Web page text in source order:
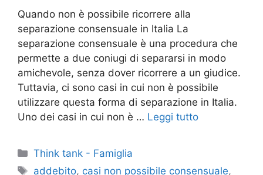
Quando non è possibile ricorrere alla
separazione consensuale in Italia La
separazione consensuale è una procedura che
permette a due coniugi di separarsi in modo
amichevole, senza dover ricorrere a un giudice.
Tuttavia, ci sono casi in cui non è possibile
utilizzare questa forma di separazione in Italia.
Uno dei casi in cui non è … Leggi tutto
Categorie
Think tank - Famiglia
Tag
addebito, casi non possibile consensuale,